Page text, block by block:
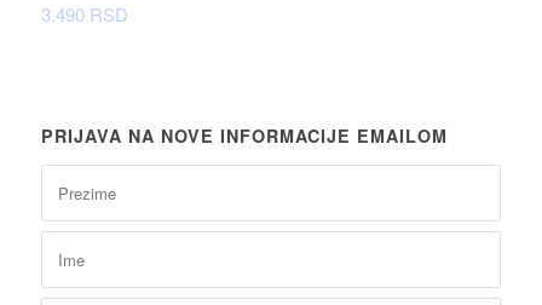
3.490 RSD
PRIJAVA NA NOVE INFORMACIJE EMAILOM